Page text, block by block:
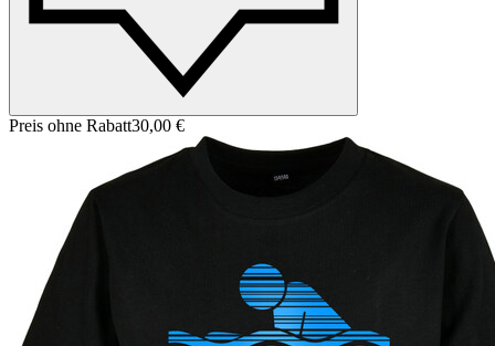
Preis ohne Rabatt30,00 €